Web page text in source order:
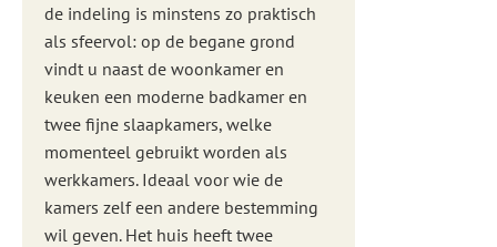
de indeling is minstens zo praktisch
als sfeervol: op de begane grond
vindt u naast de woonkamer en
keuken een moderne badkamer en
twee fijne slaapkamers, welke
momenteel gebruikt worden als
werkkamers. Ideaal voor wie de
kamers zelf een andere bestemming
wil geven. Het huis heeft twee